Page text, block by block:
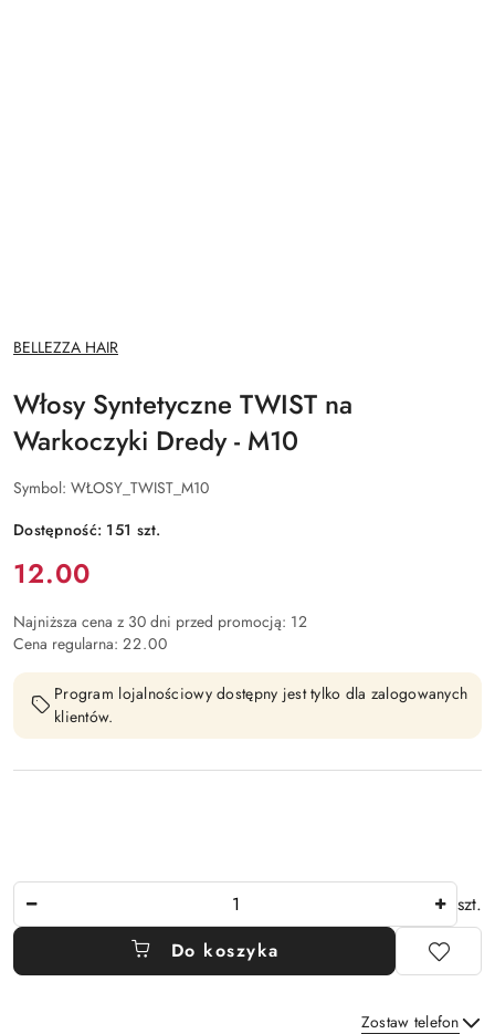
NAZWA
PRODUCENTA:
BELLEZZA HAIR
Włosy Syntetyczne TWIST na
Warkoczyki Dredy - M10
Symbol: WŁOSY_TWIST_M10
Dostępność: 151 szt.
Cena:
12.00
Najniższa cena z 30 dni przed promocją: 12
Cena regularna: 22.00
Program lojalnościowy dostępny jest tylko dla zalogowanych
klientów.
szt.
Do koszyka
Zostaw telefon